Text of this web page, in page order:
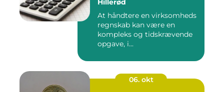
Hillerød
At håndtere en virksomheds
regnskab kan være en
kompleks og tidskrævende
opgave, i...
06. okt